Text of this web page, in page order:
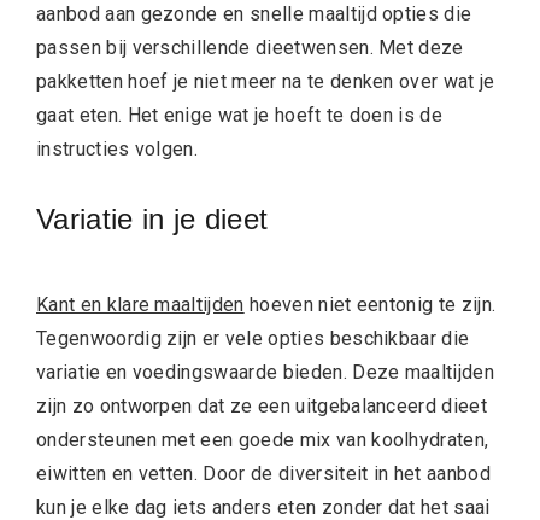
aanbod aan gezonde en snelle maaltijd opties die
passen bij verschillende dieetwensen. Met deze
pakketten hoef je niet meer na te denken over wat je
gaat eten. Het enige wat je hoeft te doen is de
instructies volgen.
Variatie in je dieet
Kant en klare maaltijden hoeven niet eentonig te zijn.
Tegenwoordig zijn er vele opties beschikbaar die
variatie en voedingswaarde bieden. Deze maaltijden
zijn zo ontworpen dat ze een uitgebalanceerd dieet
ondersteunen met een goede mix van koolhydraten,
eiwitten en vetten. Door de diversiteit in het aanbod
kun je elke dag iets anders eten zonder dat het saai